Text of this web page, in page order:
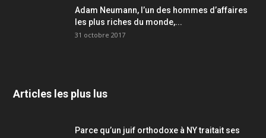
Adam Neumann, l’un des hommes d’affaires
les plus riches du monde,...
31 octobre 2017
Articles les plus lus
Parce qu’un juif orthodoxe à NY traitait ses